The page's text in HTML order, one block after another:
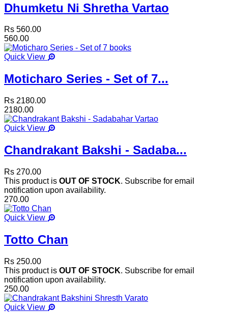
Dhumketu Ni Shretha Vartao
Rs 560.00
560.00
Quick View
Moticharo Series - Set of 7...
Rs 2180.00
2180.00
Quick View
Chandrakant Bakshi - Sadaba...
Rs 270.00
This product is OUT OF STOCK. Subscribe for email
notification upon availability.
270.00
Quick View
Totto Chan
Rs 250.00
This product is OUT OF STOCK. Subscribe for email
notification upon availability.
250.00
Quick View